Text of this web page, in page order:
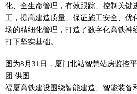
化、全生命管理，有效跟踪、控制关键
工，提高建造质量、保证施工安全、优
场的精细化管理，打造了数字化高铁神
打下坚实基础。
图为8月31日，厦门北站智慧站房监控
团 供图
福厦高铁建设围绕智能建造、智能装备